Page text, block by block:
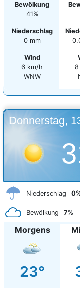
Bewölkung
41%
Niederschlag
0 mm
Wind
6 km/h
WNW
8
Donnerstag,
Niederschlag
Bewölkung 7%
Morgens
23°